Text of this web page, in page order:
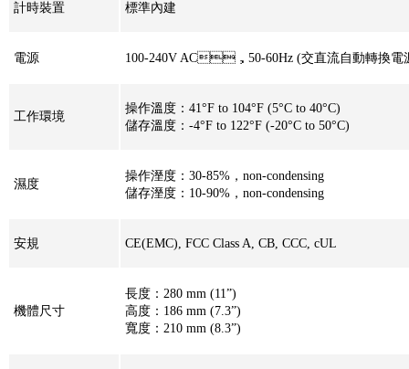
計時裝置 標準內建
電源 100-240V AC，50-60Hz (交直流自動轉換電
工作環境
操作溫度：41°F to 104°F (5°C to 40°C)
儲存溫度：-4°F to 122°F (-20°C to 50°C)
濕度
操作溼度：30-85%，non-condensing
儲存溼度：10-90%，non-condensing
安規 CE(EMC), FCC Class A, CB, CCC, cUL
機體尺寸
長度：280 mm (11”)
高度：186 mm (7.3”)
寬度：210 mm (8.3”)